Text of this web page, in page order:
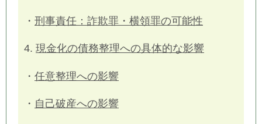
・ 刑事責任：詐欺罪・横領罪の可能性
4. 現金化の債務整理への具体的な影響
・ 任意整理への影響
・ 自己破産への影響